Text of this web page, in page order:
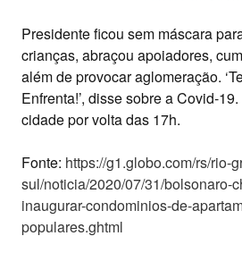
Presidente ficou sem máscara
crianças, abraçou apoiadores,
além de provocar aglomeração.
Enfrenta!’, disse sobre a Covid-
cidade por volta das 17h.
Fonte: https://g1.globo.com/rs/rio-
sul/noticia/2020/07/31/bolsonaro-
inaugurar-condominios-de-
populares.ghtml